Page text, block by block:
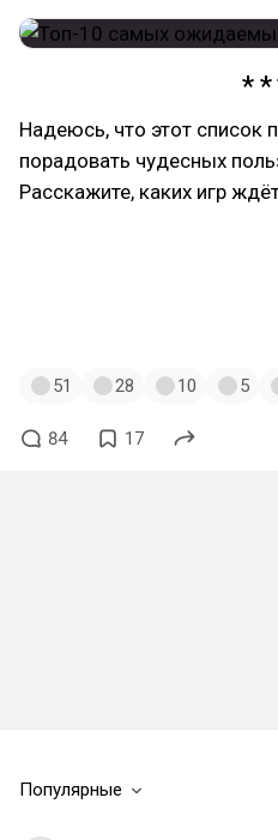
Надеюсь, что этот список
порадовать чудесных
Расскажите, каких игр
51 28 10 5
84 17
Популярные